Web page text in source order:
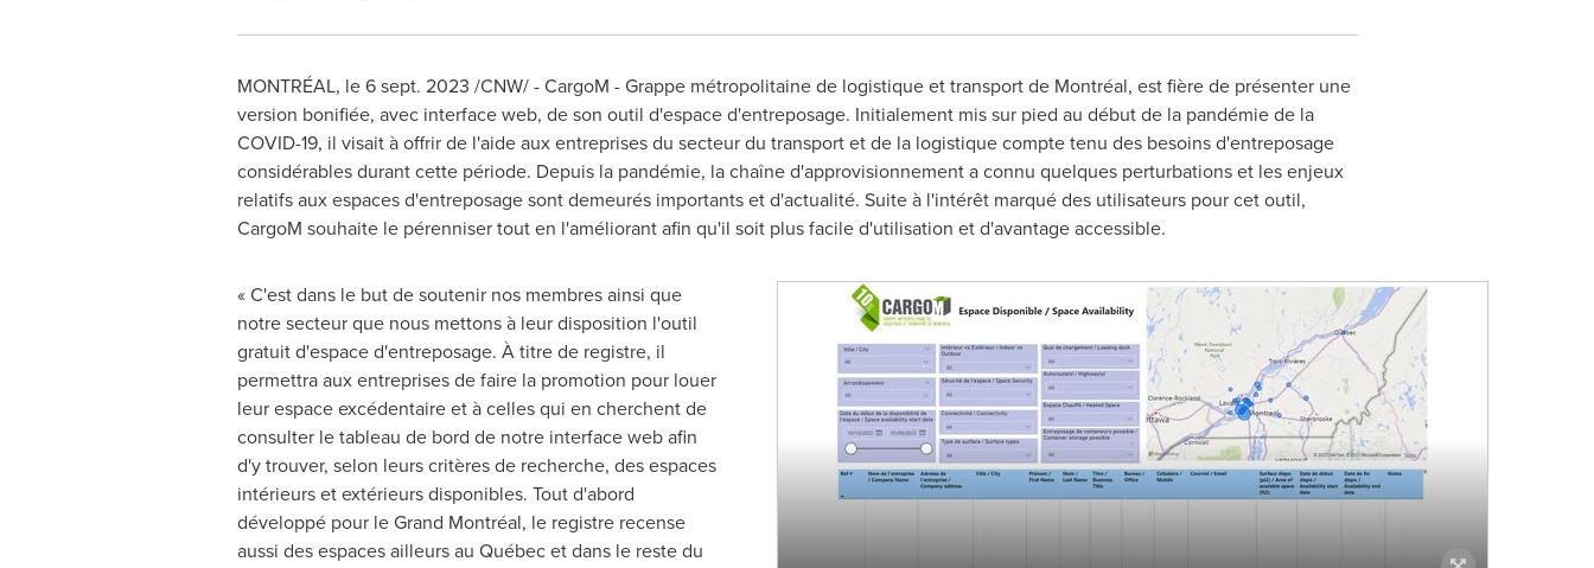
MONTRÉAL, le6 sept. 2023 /CNW/ - CargoM - Grappe métropolitaine de logistique et transport de Montréal, est fière de présenter une
version bonifiée, avec interface web, de son outil d'espace d'entreposage. Initialement mis sur pied au début de la pandémie de la
COVID-19, il visait à offrir de l'aide aux entreprises du secteur du transport et de la logistique compte tenu des besoins d'entreposage
considérables durant cette période. Depuis lapandémie, la chaîne d'approvisionnement a connu quelques perturbations et les enjeux
relatifs aux espaces d'entreposage sont demeurés importants et d'actualité. Suite à l'intérêt marqué des utilisateurs pour cet outil,
CargoM souhaite le pérenniser tout en l'améliorant afin qu'il soit plus facile d'utilisation et d'avantage accessible.
« C'est dans le but de soutenir nos membres ainsi que
notre secteur que nous mettons à leur disposition l'outil
gratuit d'espace d'entreposage. À titre de registre, il
permettra aux entreprises de faire la promotion pour louer
leur espace excédentaire et à celles qui en cherchent de
consulter le tableau de bord de notre interface web afin
d'y trouver, selon leurs critères de recherche, des espaces
intérieurs et extérieurs disponibles. Tout d'abord
développé pour le Grand Montréal, le registre recense
aussi des espaces ailleurs au Québec et dans le reste du